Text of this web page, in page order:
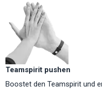
Teamspirit pushen
Boostet den Teamspirit und